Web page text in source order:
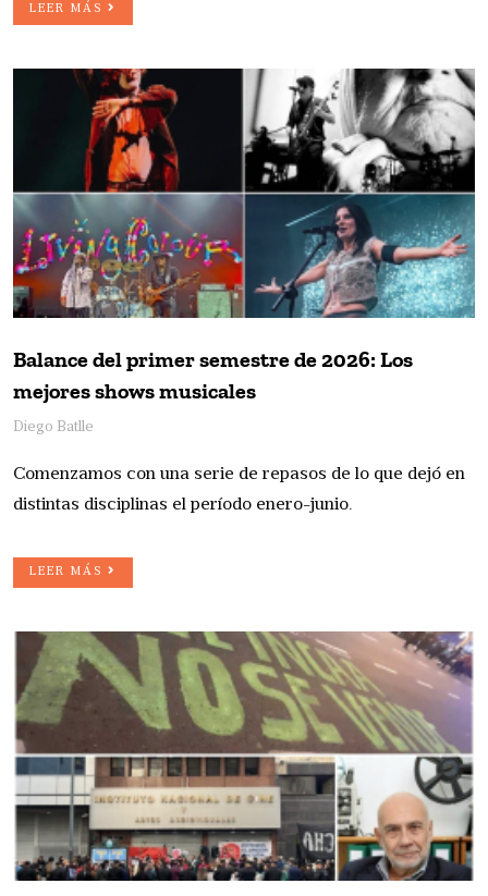
LEER MÁS
Balance del primer semestre de 2026: Los
mejores shows musicales
Diego Batlle
Comenzamos con una serie de repasos de lo que dejó en
distintas disciplinas el período enero-junio.
LEER MÁS